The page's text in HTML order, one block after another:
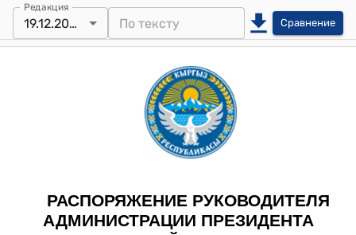
Редакция
19.12.2024 Сравнение